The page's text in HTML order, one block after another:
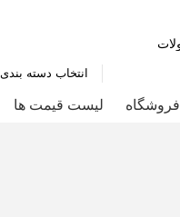
انتخاب دسته بندی
فروشگاه لیست قیمت ها